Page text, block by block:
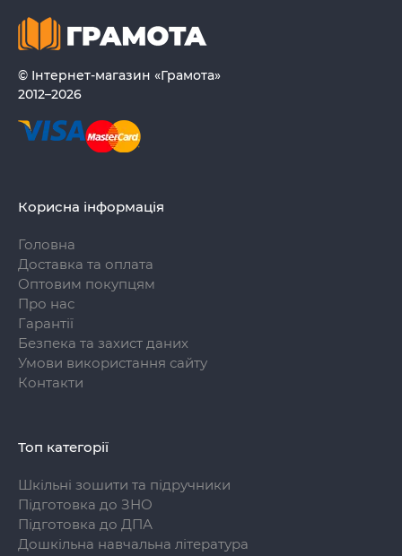
© Інтернет-магазин «Грамота»
2012–2026
Корисна інформація
Головна
Доставка та оплата
Оптовим покупцям
Про нас
Гарантії
Безпека та захист даних
Умови використання сайту
Контакти
Топ категорії
Шкільні зошити та підручники
Підготовка до ЗНО
Підготовка до ДПА
Дошкільна навчальна література